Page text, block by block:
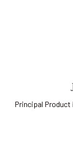
Principal Product